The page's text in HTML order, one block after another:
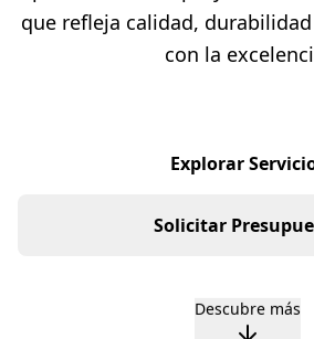
que refleja calidad,
con la
Explorar
Solicitar
Descubre más